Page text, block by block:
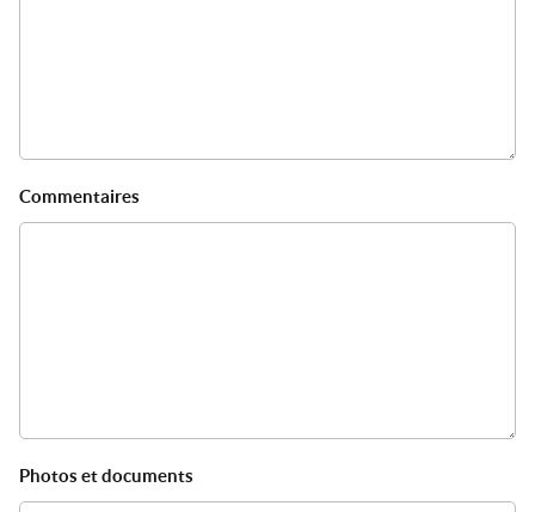
Commentaires
Photos et documents